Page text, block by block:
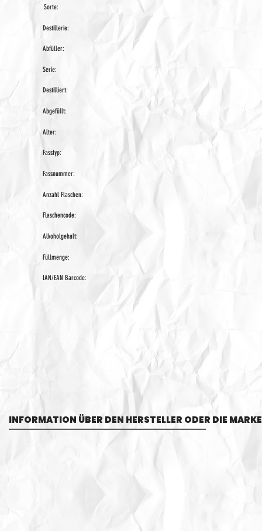
Sorte:
Destillerie:
Abfüller:
Serie:
Destilliert:
Abgefüllt:
Alter:
Fasstyp:
Fassnummer:
Anzahl Flaschen:
Flaschencode:
Alkoholgehalt:
Füllmenge:
IAN/EAN Barcode:
INFORMATION ÜBER DEN HERSTELLER ODER DIE MARKE